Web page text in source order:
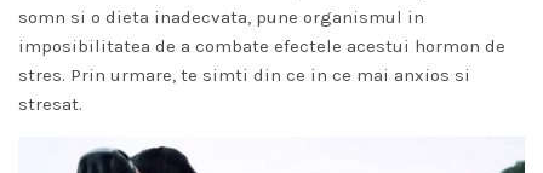
somn si o dieta inadecvata, pune organismul in
imposibilitatea de a combate efectele acestui hormon de
stres. Prin urmare, te simti din ce in ce mai anxios si
stresat.